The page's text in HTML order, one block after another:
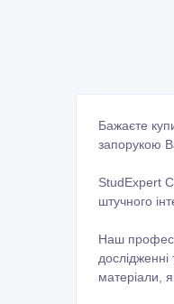
Бажаєте
запорукою
StudExpert
штучного
Наш
матеріали,